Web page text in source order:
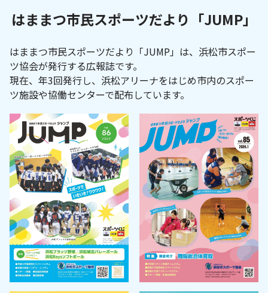
天竜体育館 船明ダム運動公園
天竜庭球場 天竜武道館
水窪総合体育館
はままつ市民スポーツだより「JUMP」
はままつ市民スポーツだより「JUMP」は、浜松市スポー
ツ協会が発行する広報誌です。
現在、年3回発行し、浜松アリーナをはじめ市内のスポー
ツ施設や協働センターで配布しています。